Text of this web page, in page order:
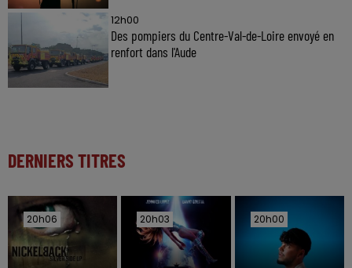
12h00
Des pompiers du Centre-Val-de-Loire envoyé en
renfort dans l'Aude
DERNIERS TITRES
20h06
20h06 20h03
20h03 20h00
20h00